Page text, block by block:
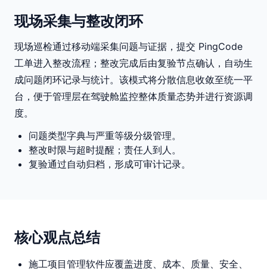
现场采集与整改闭环
现场巡检通过移动端采集问题与证据，提交 PingCode
工单进入整改流程；整改完成后由复验节点确认，自动生
成问题闭环记录与统计。该模式将分散信息收敛至统一平
台，便于管理层在驾驶舱监控整体质量态势并进行资源调
度。
问题类型字典与严重等级分级管理。
整改时限与超时提醒；责任人到人。
复验通过自动归档，形成可审计记录。
核心观点总结
施工项目管理软件应覆盖进度、成本、质量、安全、